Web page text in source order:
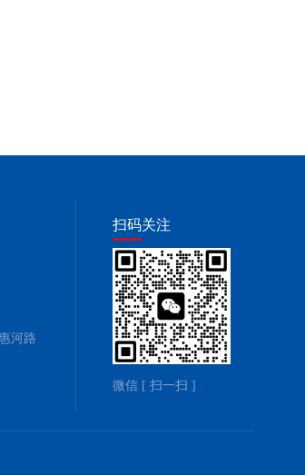
河路
扫码关注
微信 [ 扫一扫 ]